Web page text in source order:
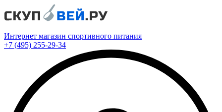
Интернет магазин спортивного питания
+7 (495) 255-29-34